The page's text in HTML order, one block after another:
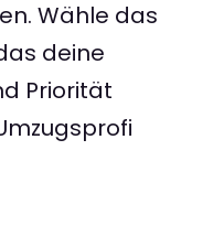
Wähle das
deine
Priorität